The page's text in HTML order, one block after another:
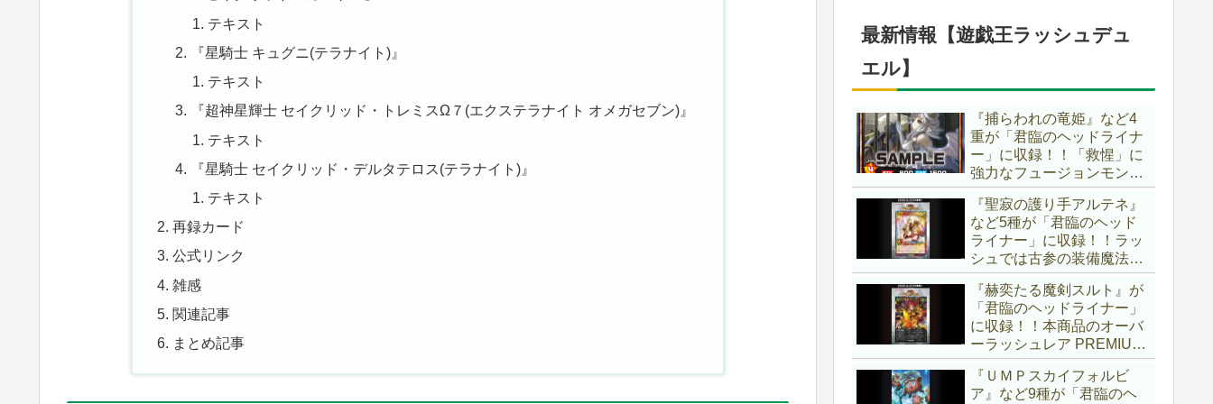
テキスト
『星騎士 キュグニ(テラナイト)』
テキスト
『超神星輝士 セイクリッド・トレミスΩ７(エクステラナイト オメガセブン)』
テキスト
『星騎士 セイクリッド・デルタテロス(テラナイト)』
テキスト
再録カード
公式リンク
雑感
関連記事
まとめ記事
でしたし、それを再現する
のかな？【遊戯王OCG】
最新情報【遊戯王ラッシュデュ
エル】
『捕らわれの竜姫』など4
重が「君臨のヘッドライナ
ー」に収録！！「救惺」に
強力なフュージョンモンス
ターとサポーターが登
場！！性能の高さはもちろ
ん、イラストから推察され
る背景ストーリーも興味深
い……。【遊戯王ラッシュ
デュエル】
『聖寂の護り手アルテネ』
など5種が「君臨のヘッド
ライナー」に収録！！ラッ
シュでは古参の装備魔法
『アルテネの加護』がテー
マ化！！3種のユニオンが
存在し、天使族では汎用的
なサポーターとなります
ね！！【遊戯王ラッシュデ
ュエル】
『赫奕たる魔剣スルト』が
「君臨のヘッドライナー」
に収録！！本商品のオーバ
ーラッシュレア PREMIUM
BLACK Ver.枠！！初の下級
モンスターで、「ヘルシ
ィ」と相性抜群なバウンス
『ＵＭＰスカイフォルビ
ア』など9種が「君臨のヘ